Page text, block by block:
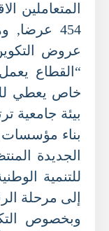
المتعاملين
عروض
“القطاع
خاص يعطي
بيئة جامعية
بناء مؤسسات
الجديدة
للتنمية
إلى مرحلة
وبخصوص